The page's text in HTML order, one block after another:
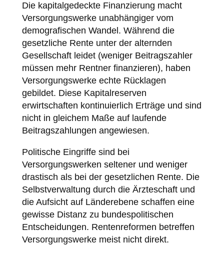
Die kapitalgedeckte Finanzierung macht
Versorgungswerke unabhängiger vom
demografischen Wandel. Während die
gesetzliche Rente unter der alternden
Gesellschaft leidet (weniger Beitragszahler
müssen mehr Rentner finanzieren), haben
Versorgungswerke echte Rücklagen
gebildet. Diese Kapitalreserven
erwirtschaften kontinuierlich Erträge und sind
nicht in gleichem Maße auf laufende
Beitragszahlungen angewiesen.
Politische Eingriffe sind bei
Versorgungswerken seltener und weniger
drastisch als bei der gesetzlichen Rente. Die
Selbstverwaltung durch die Ärzteschaft und
die Aufsicht auf Länderebene schaffen eine
gewisse Distanz zu bundespolitischen
Entscheidungen. Rentenreformen betreffen
Versorgungswerke meist nicht direkt.